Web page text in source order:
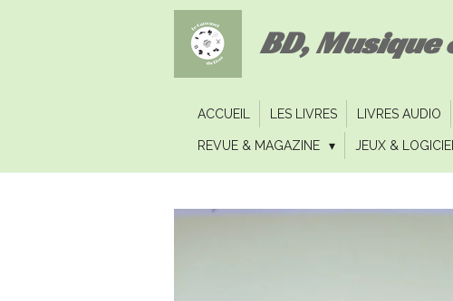
BD, Musique
ACCUEIL LES LIVRES LIVRES AUDIO
REVUE & MAGAZINE JEUX & LOGICIEL